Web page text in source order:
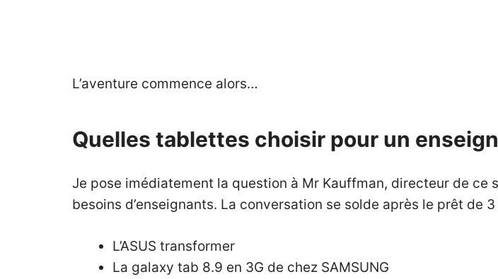
L’aventure commence alors…
Quelles tablettes choisir pour un
Je pose imédiatement la question à Mr Kauffman, directeur de
besoins d’enseignants. La conversation se solde après le prêt de
L’ASUS transformer
La galaxy tab 8.9 en 3G de chez SAMSUNG